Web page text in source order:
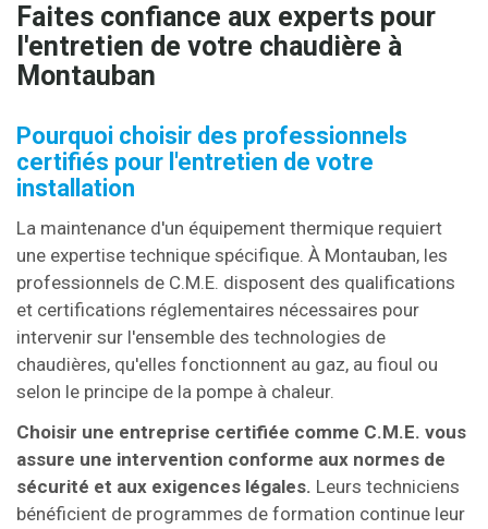
Faites confiance aux experts pour
l'entretien de votre chaudière à
Montauban
Pourquoi choisir des professionnels
certifiés pour l'entretien de votre
installation
La maintenance d'un équipement thermique requiert
une expertise technique spécifique. À Montauban, les
professionnels de C.M.E. disposent des qualifications
et certifications réglementaires nécessaires pour
intervenir sur l'ensemble des technologies de
chaudières, qu'elles fonctionnent au gaz, au fioul ou
selon le principe de la pompe à chaleur.
Choisir une entreprise certifiée comme C.M.E. vous
assure une intervention conforme aux normes de
sécurité et aux exigences légales. Leurs techniciens
bénéficient de programmes de formation continue leur